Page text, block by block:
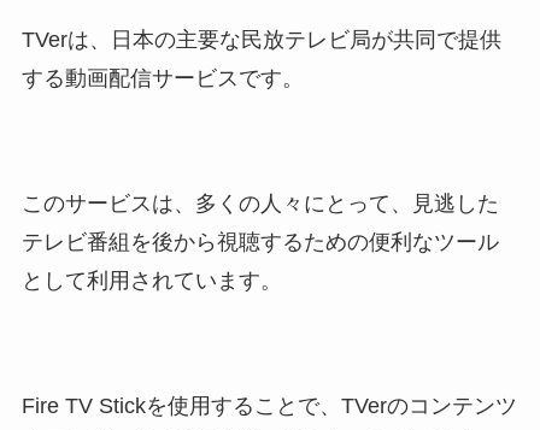
TVerは、日本の主要な民放テレビ局が共同で提供
する動画配信サービスです。
このサービスは、多くの人々にとって、見逃した
テレビ番組を後から視聴するための便利なツール
として利用されています。
Fire TV Stickを使用することで、TVerのコンテンツ